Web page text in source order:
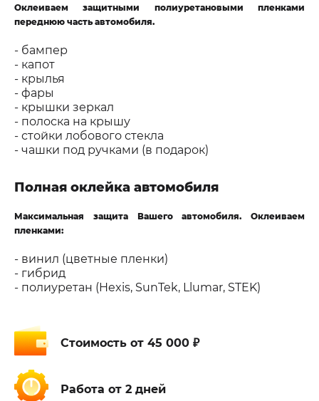
Оклеиваем защитными полиуретановыми пленками
переднюю часть автомобиля.
- бампер
- капот
- крылья
- фары
- крышки зеркал
- полоска на крышу
- стойки лобового стекла
- чашки под ручками (в подарок)
Полная оклейка автомобиля
Максимальная защита Вашего автомобиля. Оклеиваем
пленками:
- винил (цветные пленки)
- гибрид
- полиуретан (Hexis, SunTek, Llumar, STEK)
Стоимость от 45 000 ₽
Работа от 2 дней